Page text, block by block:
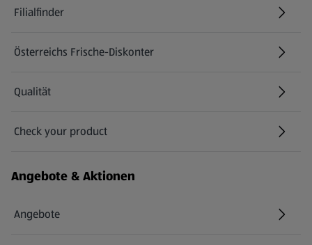
Filialfinder
Österreichs Frische-Diskonter
Qualität
Check your product
(öffnet in einem neuen Tab)
Angebote & Aktionen
Angebote